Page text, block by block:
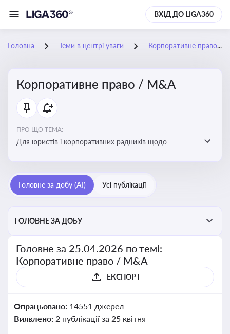
ВХІД ДО LIGA360
Головна Теми в центрі уваги Корпоративне право / M&A
Корпоративне право / M&A
ПРО ЩО ТЕМА:
Для юристів і корпоративних радників щодо
обов’язків мажоритарних і міноритарних акціонерів,
впливу змін у правовому полі на корпоративне
Головне за добу (AI) Усі публікації
ГОЛОВНЕ ЗА ДОБУ
Головне за 25.04.2026 по темі:
Корпоративне право / M&A
ЕКСПОРТ
Опрацьовано: 14551 джерел
Виявлено: 2 публікації за 25 квітня